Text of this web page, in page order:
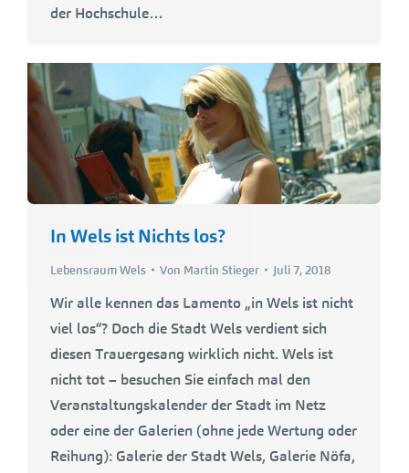
der Hochschule…
In Wels ist Nichts los?
Lebensraum Wels Von Martin Stieger Juli 7, 2018
Wir alle kennen das Lamento „in Wels ist nicht
viel los“? Doch die Stadt Wels verdient sich
diesen Trauergesang wirklich nicht. Wels ist
nicht tot – besuchen Sie einfach mal den
Veranstaltungskalender der Stadt im Netz
oder eine der Galerien (ohne jede Wertung oder
Reihung): Galerie der Stadt Wels, Galerie Nöfa,